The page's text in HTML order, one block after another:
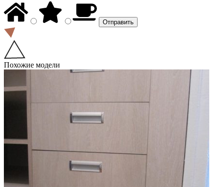
Похожие модели